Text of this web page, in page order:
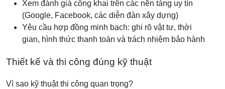
Xem đánh giá công khai trên các nền tảng uy tín
(Google, Facebook, các diễn đàn xây dựng)
Yêu cầu hợp đồng minh bạch: ghi rõ vật tư, thời
gian, hình thức thanh toán và trách nhiệm bảo hành
Thiết kế và thi công đúng kỹ thuật
Vì sao kỹ thuật thi công quan trọng?